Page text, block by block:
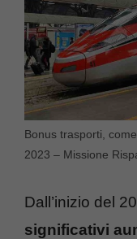
Bonus trasporti,
2023 – Missione
Dall’inizio del
significativi